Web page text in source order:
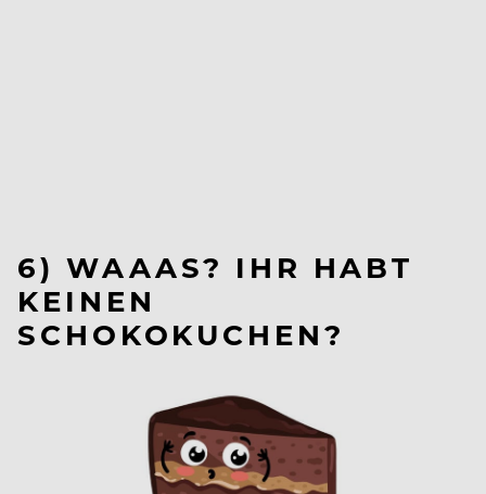
6) WAAAS? IHR HABT
KEINEN
SCHOKOKUCHEN?